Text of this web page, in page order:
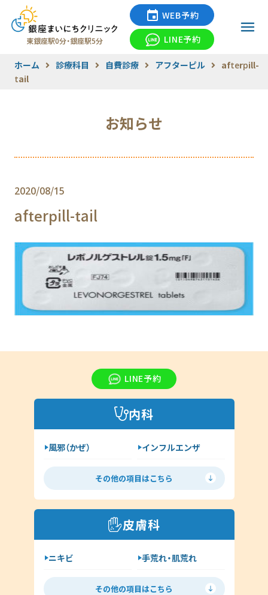
東銀座駅0分・銀座駅5分
WEB予約
LINE予約
ホーム 診療科目 自費診療 アフターピル
afterpill-
tail
お知らせ
2020/08/15
afterpill-tail
LINE予約
内科
風邪（かぜ）
インフルエンザ
胃腸炎
花粉症
喘息
高血圧
咳喘息
消化器内科
呼吸器内科
新型コロナウイルス感染症
その他の項目はこちら
皮膚科
ニキビ
手荒れ・肌荒れ
じんましん
水虫
その他の項目はこちら